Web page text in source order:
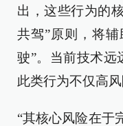
出，这些行为的
共驾”原则，将
驶”。当前技术远
此类行为不仅高
“其核心风险在于